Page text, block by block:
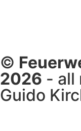
©
2026 - all
Guido